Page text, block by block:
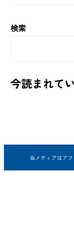
検索
今読まれて
当メディアはア